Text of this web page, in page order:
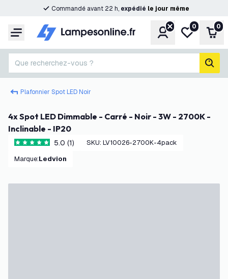
Commandé avant 22 h, expédié le jour même
Menu CompteMa liste de
0 0
Que recherchez-vous ?
Plafonnier Spot LED Noir
4x Spot LED Dimmable - Carré - Noir - 3W - 2700K -
Inclinable - IP20
5 étoiles de notation
5.0 (1) SKU: LV10026-2700K-4pack
Marque: Ledvion